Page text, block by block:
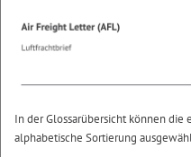
In der Glossarübersicht können
alphabetische Sortierung